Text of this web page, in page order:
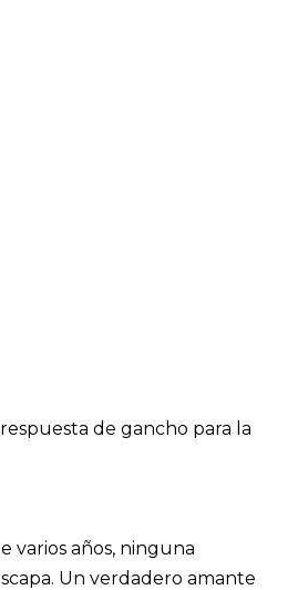
de gancho para la
varios años, ninguna
Un verdadero amante